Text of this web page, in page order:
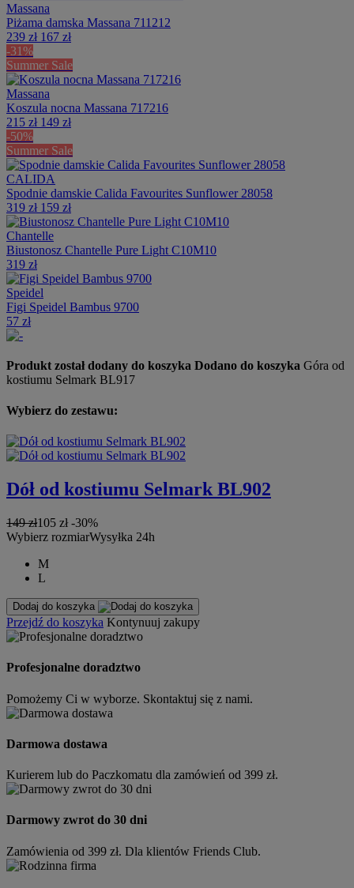
Massana
Piżama damska Massana 711212
239 zł 167 zł
-31%
Summer Sale
Massana
Koszula nocna Massana 717216
215 zł 149 zł
-50%
Summer Sale
CALIDA
Spodnie damskie Calida Favourites Sunflower 28058
319 zł 159 zł
Chantelle
Biustonosz Chantelle Pure Light C10M10
319 zł
Speidel
Figi Speidel Bambus 9700
57 zł
Produkt został dodany do koszyka Dodano do koszyka Góra od
kostiumu Selmark BL917
Wybierz do zestawu:
Dół od kostiumu Selmark BL902
149 zł105 zł-30%
Wybierz rozmiarWysyłka 24h
M
L
Dodaj do koszyka
Przejdź do koszyka Kontynuuj zakupy
Profesjonalne doradztwo
Pomożemy Ci w wyborze. Skontaktuj się z nami.
Darmowa dostawa
Kurierem lub do Paczkomatu dla zamówień od 399 zł.
Darmowy zwrot do 30 dni
Zamówienia od 399 zł. Dla klientów Friends Club.